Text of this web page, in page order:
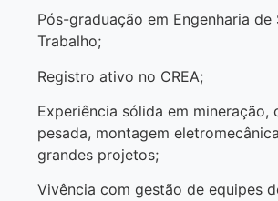
Pós-graduação em Engenharia de
Trabalho;
Registro ativo no CREA;
Experiência sólida em mineração,
pesada, montagem
grandes projetos;
Vivência com gestão de equipes